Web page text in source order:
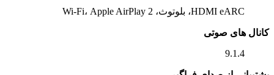
HDMI eARC، بلوتوث، Wi-Fi، Apple AirPlay 2
کانال های صوتی
9.1.4